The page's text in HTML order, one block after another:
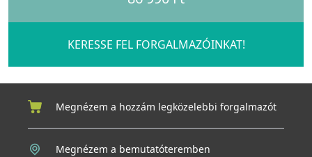
könnyen kivehetőakár mosogatógépben is mosható fedeles
keretmegoldásnak köszönhetően, feketére festett oldalsófém
tartólemezek, egyszerű és gyors telepítés
KERESSE FEL FORGALMAZÓINKAT!
Megnézem a hozzám legközelebbi forgalmazót
Megnézem a bemutatóteremben